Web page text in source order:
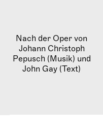
Nach der Oper von
Johann Christoph
Pepusch (Musik) und
John Gay (Text)